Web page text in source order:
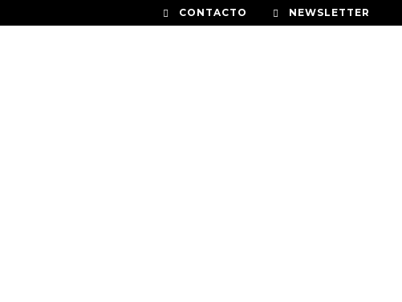
CONTACTO NEWSLETTER